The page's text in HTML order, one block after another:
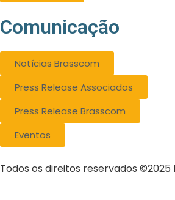
Comunicação
Notícias Brasscom
Press Release Associados
Press Release Brasscom
Eventos
Todos os direitos reservados ©2025